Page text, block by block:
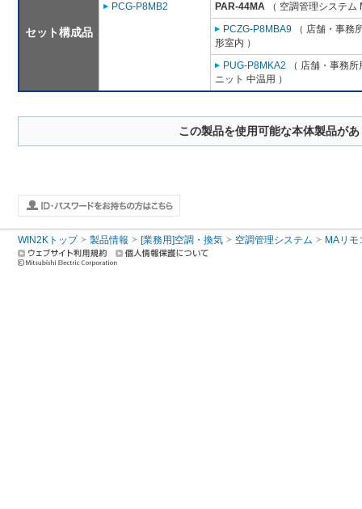
セット構成品
PCG-P8MB2
PAR-44MA （ 空調管理システム
PCZG-P8MBA9 （ 店舗・事務
形室内 ）
PUG-P8MKA2 （ 店舗・事務
ニット 中温用 ）
この製品を使用可能な本体製品が
WIN2Kトップ 製品情報 [業務用]空調・換気 空調管理システム MAリモ